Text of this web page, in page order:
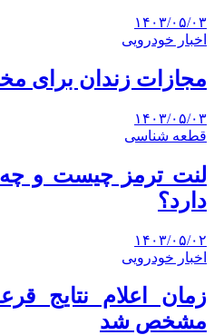
۱۴۰۳/۰۵/۰۳
اخبار خودرویی
مجازات زندان برای
۱۴۰۳/۰۵/۰۳
قطعه شناسی
لنت ترمز چیست و
دارد؟
۱۴۰۳/۰۵/۰۲
اخبار خودرویی
زمان اعلام نتایج
مشخص شد